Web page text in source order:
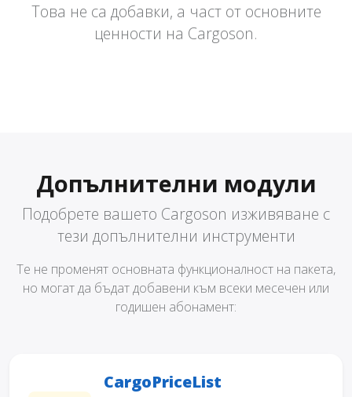
Това не са добавки, а част от основните
ценности на Cargoson.
Допълнителни модули
Подобрете вашето Cargoson изживяване с
тези допълнителни инструменти
Те не променят основната функционалност на пакета,
но могат да бъдат добавени към всеки месечен или
годишен абонамент:
CargoPriceList